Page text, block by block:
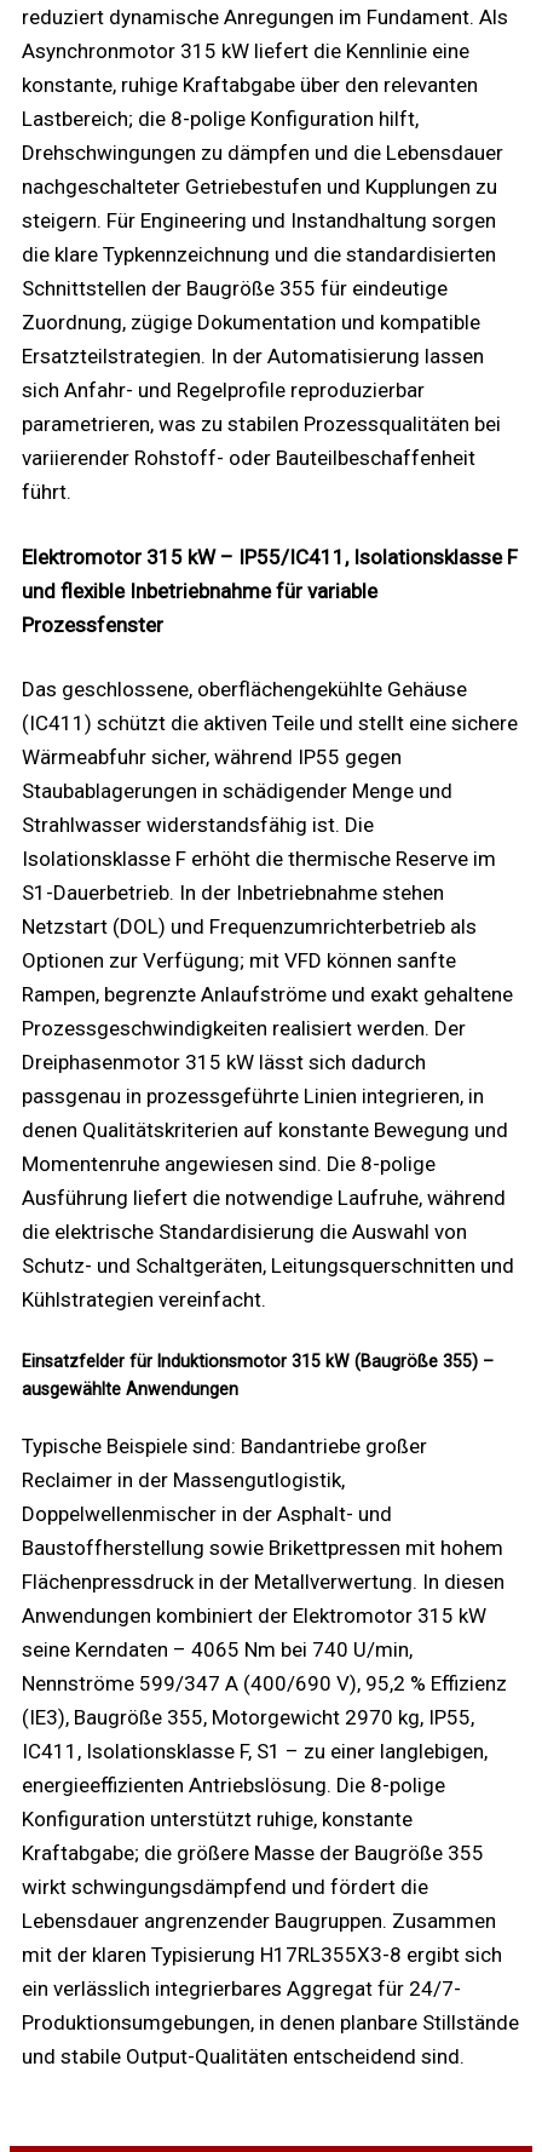
reduziert dynamische Anregungen im Fundament. Als
Asynchronmotor 315 kW liefert die Kennlinie eine
konstante, ruhige Kraftabgabe über den relevanten
Lastbereich; die 8-polige Konfiguration hilft,
Drehschwingungen zu dämpfen und die Lebensdauer
nachgeschalteter Getriebestufen und Kupplungen zu
steigern. Für Engineering und Instandhaltung sorgen
die klare Typkennzeichnung und die standardisierten
Schnittstellen der Baugröße 355 für eindeutige
Zuordnung, zügige Dokumentation und kompatible
Ersatzteilstrategien. In der Automatisierung lassen
sich Anfahr- und Regelprofile reproduzierbar
parametrieren, was zu stabilen Prozessqualitäten bei
variierender Rohstoff- oder Bauteilbeschaffenheit
führt.
Elektromotor 315 kW – IP55/IC411, Isolationsklasse F
und flexible Inbetriebnahme für variable
Prozessfenster
Das geschlossene, oberflächengekühlte Gehäuse
(IC411) schützt die aktiven Teile und stellt eine sichere
Wärmeabfuhr sicher, während IP55 gegen
Staubablagerungen in schädigender Menge und
Strahlwasser widerstandsfähig ist. Die
Isolationsklasse F erhöht die thermische Reserve im
S1-Dauerbetrieb. In der Inbetriebnahme stehen
Netzstart (DOL) und Frequenzumrichterbetrieb als
Optionen zur Verfügung; mit VFD können sanfte
Rampen, begrenzte Anlaufströme und exakt gehaltene
Prozessgeschwindigkeiten realisiert werden. Der
Dreiphasenmotor 315 kW lässt sich dadurch
passgenau in prozessgeführte Linien integrieren, in
denen Qualitätskriterien auf konstante Bewegung und
Momentenruhe angewiesen sind. Die 8-polige
Ausführung liefert die notwendige Laufruhe, während
die elektrische Standardisierung die Auswahl von
Schutz- und Schaltgeräten, Leitungsquerschnitten und
Kühlstrategien vereinfacht.
Einsatzfelder für Induktionsmotor 315 kW (Baugröße 355) –
ausgewählte Anwendungen
Typische Beispiele sind: Bandantriebe großer
Reclaimer in der Massengutlogistik,
Doppelwellenmischer in der Asphalt- und
Baustoffherstellung sowie Brikettpressen mit hohem
Flächenpressdruck in der Metallverwertung. In diesen
Anwendungen kombiniert der Elektromotor 315 kW
seine Kerndaten – 4065 Nm bei 740 U/min,
Nennströme 599/347 A (400/690 V), 95,2 % Effizienz
(IE3), Baugröße 355, Motorgewicht 2970 kg, IP55,
IC411, Isolationsklasse F, S1 – zu einer langlebigen,
energieeffizienten Antriebslösung. Die 8-polige
Konfiguration unterstützt ruhige, konstante
Kraftabgabe; die größere Masse der Baugröße 355
wirkt schwingungsdämpfend und fördert die
Lebensdauer angrenzender Baugruppen. Zusammen
mit der klaren Typisierung H17RL355X3-8 ergibt sich
ein verlässlich integrierbares Aggregat für 24/7-
Produktionsumgebungen, in denen planbare Stillstände
und stabile Output-Qualitäten entscheidend sind.